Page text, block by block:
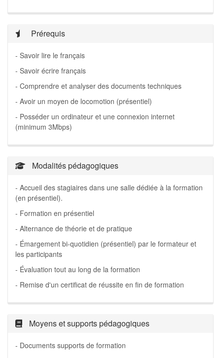
Prérequis
- Savoir lire le français
- Savoir écrire français
- Comprendre et analyser des documents techniques
- Avoir un moyen de locomotion (présentiel)
- Posséder un ordinateur et une connexion internet
(minimum 3Mbps)
Modalités pédagogiques
- Accueil des stagiaires dans une salle dédiée à la formation
(en présentiel).
- Formation en présentiel
- Alternance de théorie et de pratique
- Émargement bi-quotidien (présentiel) par le formateur et
les participants
- Évaluation tout au long de la formation
- Remise d'un certificat de réussite en fin de formation
Moyens et supports pédagogiques
- Documents supports de formation